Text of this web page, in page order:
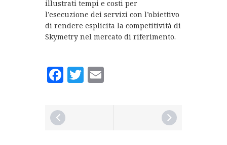
illustrati tempi e costi per
l’esecuzione dei servizi con l’obiettivo
di rendere esplicita la competitività di
Skymetry nel mercato di riferimento.
Facebook
Twitter